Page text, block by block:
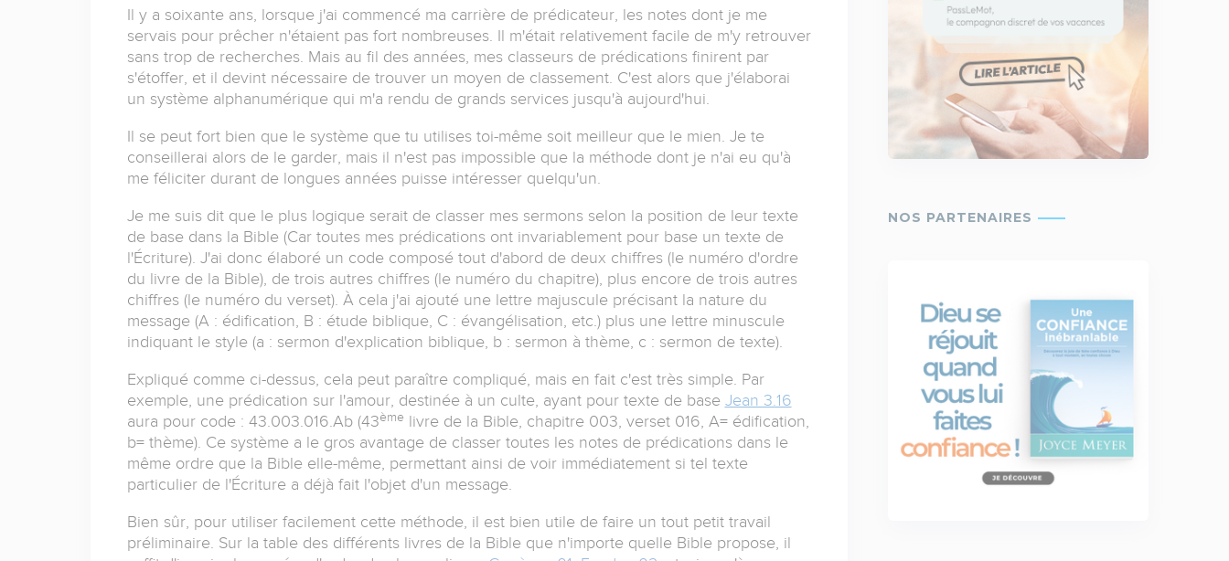
Il y a soixante ans, lorsque j'ai commencé ma carrière de prédicateur, les notes dont je me
servais pour prêcher n'étaient pas fort nombreuses. Il m'était relativement facile de m'y retrouver
sans trop de recherches. Mais au fil des années, mes classeurs de prédications finirent par
s'étoffer, et il devint nécessaire de trouver un moyen de classement. C'est alors que j'élaborai
un système alphanumérique qui m'a rendu de grands services jusqu'à aujourd'hui.
Il se peut fort bien que le système que tu utilises toi-même soit meilleur que le mien. Je te
conseillerai alors de le garder, mais il n'est pas impossible que la méthode dont je n'ai eu qu'à
me féliciter durant de longues années puisse intéresser quelqu'un.
Je me suis dit que le plus logique serait de classer mes sermons selon la position de leur texte
de base dans la Bible (Car toutes mes prédications ont invariablement pour base un texte de
l'Écriture). J'ai donc élaboré un code composé tout d'abord de deux chiffres (le numéro d'ordre
du livre de la Bible), de trois autres chiffres (le numéro du chapitre), plus encore de trois autres
chiffres (le numéro du verset). À cela j'ai ajouté une lettre majuscule précisant la nature du
message (A : édification, B : étude biblique, C : évangélisation, etc.) plus une lettre minuscule
indiquant le style (a : sermon d'explication biblique, b : sermon à thème, c : sermon de texte).
Expliqué comme ci-dessus, cela peut paraître compliqué, mais en fait c'est très simple. Par
exemple, une prédication sur l'amour, destinée à un culte, ayant pour texte de base Jean 3.16
aura pour code : 43.003.016.Ab (43ème livre de la Bible, chapitre 003, verset 016, A= édification,
b= thème). Ce système a le gros avantage de classer toutes les notes de prédications dans le
même ordre que la Bible elle-même, permettant ainsi de voir immédiatement si tel texte
particulier de l'Écriture a déjà fait l'objet d'un message.
Bien sûr, pour utiliser facilement cette méthode, il est bien utile de faire un tout petit travail
préliminaire. Sur la table des différents livres de la Bible que n'importe quelle Bible propose, il